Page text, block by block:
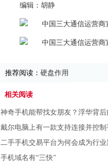
编辑：胡静
推荐阅读： 硬盘作用
相关阅读
神奇手机能帮找女朋友？浮华背
戴尔电脑上有一款支持连接并控
二手手机交易平台为何会成为行业
手机域名有“三快”